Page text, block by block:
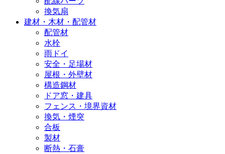
換気扇
建材・木材・配管材
配管材
水栓
雨ドイ
安全・足場材
屋根・外壁材
構造鋼材
ドア窓・建具
フェンス・境界資材
換気・煙突
合板
製材
断熱・石膏